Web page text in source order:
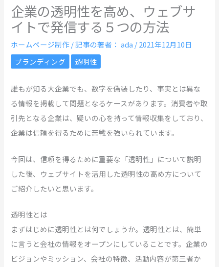
企業の透明性を高め、ウェブサ
イトで発信する５つの方法
ホームページ制作/ 記事の著者： ada /2021年12月10日
ブランディング
透明性
誰もが知る大企業でも、数字を偽装したり、事実とは異な
る情報を掲載して問題となるケースがあります。消費者や取
引先となる企業は、疑いの心を持って情報収集をしており、
企業は信頼を得るために苦戦を強いられています。
今回は、信頼を得るために重要な「透明性」について説明
した後、ウェブサイトを活用した透明性の高め方について
ご紹介したいと思います。
透明性とは
まずはじめに透明性とは何でしょうか。透明性とは、簡単
に言うと会社の情報をオープンにしていることです。企業の
ビジョンやミッション、会社の特徴、活動内容が第三者か